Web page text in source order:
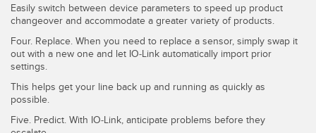
Easily switch between device parameters to speed up product
changeover and accommodate a greater variety of products.
Four. Replace. When you need to replace a sensor, simply swap it
out with a new one and let IO-Link automatically import prior
settings.
This helps get your line back up and running as quickly as
possible.
Five. Predict. With IO-Link, anticipate problems before they